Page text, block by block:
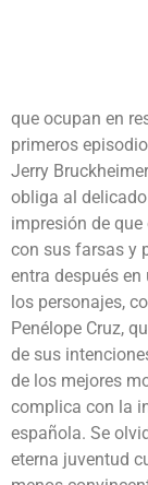
que ocupan en
primeros
Jerry
obliga al
impresión de
con sus farsas y
entra después
los personajes,
Penélope Cruz,
de sus
de los mejores
complica con la
española. Se
eterna juventud